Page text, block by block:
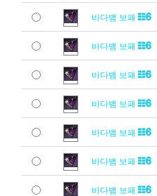
바다뱀 보패
바다뱀 보패
바다뱀 보패
바다뱀 보패
바다뱀 보패
바다뱀 보패
바다뱀 보패